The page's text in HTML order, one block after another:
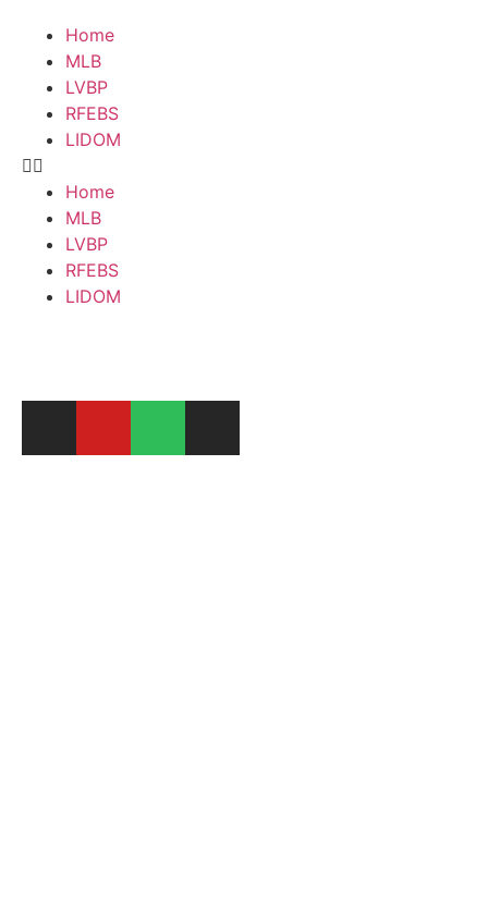
Home
MLB
LVBP
RFEBS
LIDOM
Home
MLB
LVBP
RFEBS
LIDOM